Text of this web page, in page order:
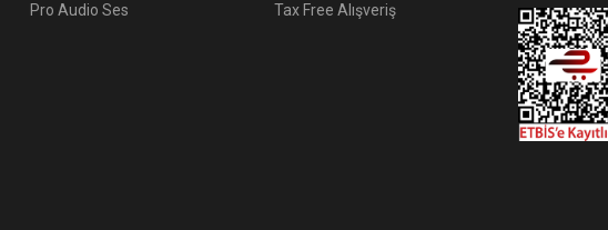
Pro Audio Ses
Tax Free Alışveriş